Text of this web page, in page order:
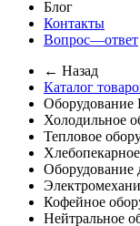
Блог
Контакты
Вопрос—ответ
← Назад
Каталог
Холодильное
Тепловое
Оборудование
Кофейное
Нейтральное